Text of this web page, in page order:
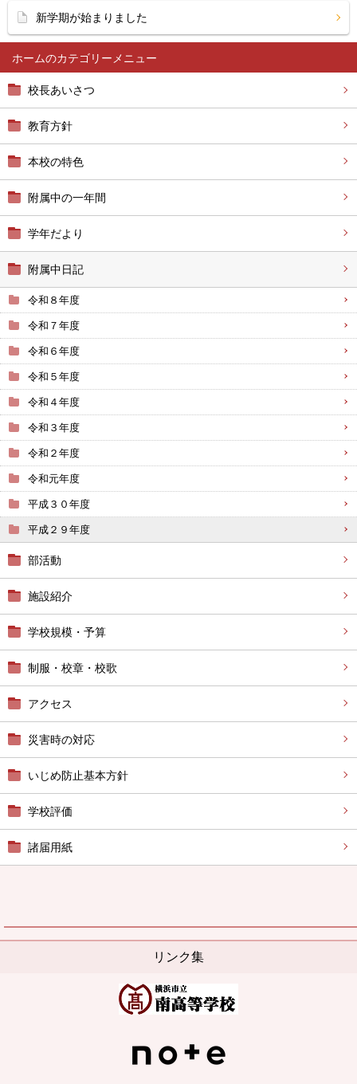
ホーム
校長あいさつ
教育方針
本校の特色
附属中の一年間
学年だより
附属中日記
令和８年度
令和７年度
令和６年度
令和５年度
令和４年度
令和３年度
令和２年度
令和元年度
平成３０年度
平成２９年度
部活動
施設紹介
学校規模・予算
制服・校章・校歌
アクセス
災害時の対応
いじめ防止基本方針
学校評価
諸届用紙
リンク集
新学期が始まりました